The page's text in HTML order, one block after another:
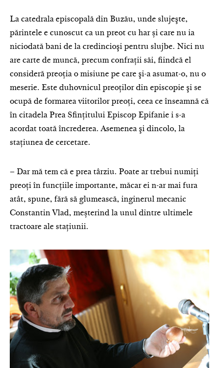
La catedrala episco­pală din Buzău, unde slujeşte,
părintele e cunoscut ca un preot cu har și care nu ia
niciodată bani de la credincioşi pentru slujbe. Nici nu
are carte de muncă, precum confraţii săi, fiindcă el
consideră preoţia o misiune pe care şi-a asumat-o, nu o
meserie. Este duhovnicul preoţilor din episcopie şi se
ocupă de formarea viitorilor preoţi, ceea ce înseamnă că
în citadela Prea Sfinţitului Episcop Epifanie i s-a
acordat toată încrederea. Asemenea şi dincolo, la
staţiunea de cercetare.
– Dar mă tem că e prea târziu. Poate ar trebui numiţi
preoţi în funcţiile importante, măcar ei n-ar mai fura
atât, spune, fără să glumească, inginerul mecanic
Constantin Vlad, meșterind la unul dintre ultimele
tractoare ale stațiunii.